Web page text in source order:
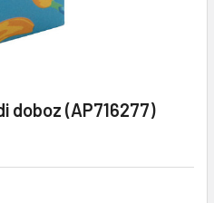
doboz (AP716277)